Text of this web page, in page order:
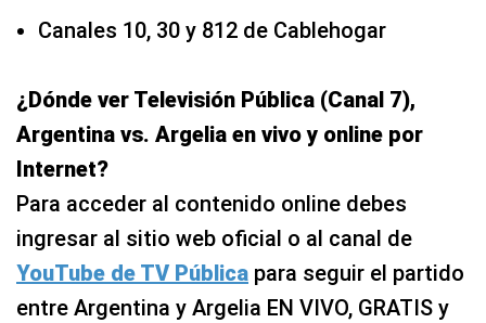
Canales 10, 30 y 812 de Cablehogar
¿Dónde ver Televisión Pública (Canal 7),
Argentina vs. Argelia en vivo y online por
Internet?
Para acceder al contenido online debes
ingresar al sitio web oficial o al canal de
YouTube de TV Pública para seguir el partido
entre Argentina y Argelia EN VIVO, GRATIS y